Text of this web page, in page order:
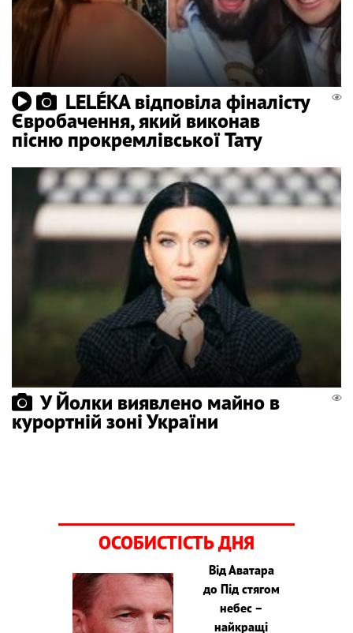
LELÉKA відповіла фіналісту
Євробачення, який виконав
пісню прокремлівської Тату
У Йолки виявлено майно в
курортній зоні України
ОСОБИСТІСТЬ ДНЯ
Від Аватара
до Під стягом
небес –
найкращі